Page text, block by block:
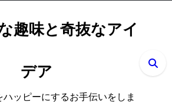
趣味と奇抜なアイ
デア
ッピーにするお手伝いをしま